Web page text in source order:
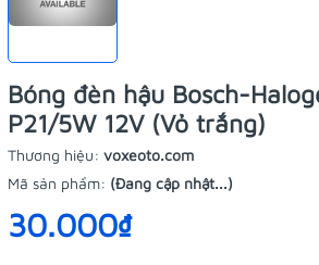
Bóng đèn hậu Bosch-
P21/5W 12V (Vỏ trắng)
Thương hiệu: voxeoto.com
Mã sản phẩm: (Đang cập nhật...)
30.000₫